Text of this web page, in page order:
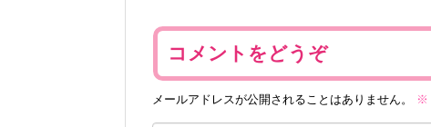
コメントをどうぞ
メールアドレスが公開されることはありません。 ※